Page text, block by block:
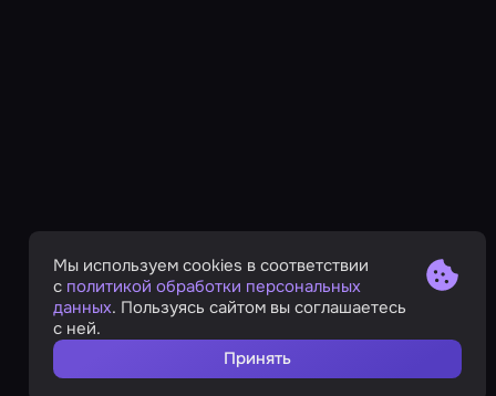
Мы используем cookies в соответствии
с политикой обработки персональных
данных. Пользуясь сайтом вы соглашаетесь
с ней.
Принять